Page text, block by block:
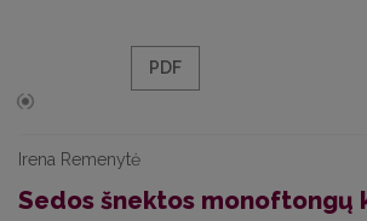
PDF
Irena Remenytė
Sedos šnektos monoftongų